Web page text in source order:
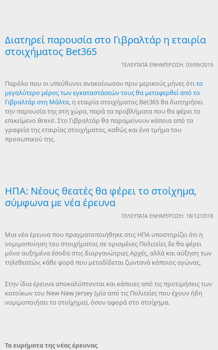
Διατηρεί παρουσία στο Γιβραλτάρ η εταιρία
στοιχήματος Bet365
ΤΕΛΕΥΤΑΊΑ ΕΝΗΜΈΡΩΣΗ: 03/09/2019
Παρόλο που οι υπεύθυνοι ανακοίνωσαν πριν μερικούς μήνες ότιτο
μεγαλύτερο μέρος των εγκαταστάσεών τους θα μεταφερθεί από το
Γιβραλτάρ στη Μάλτα, η εταιρία στοιχήματος Bet365 θα διατηρήσει
την παρουσία της στη χώρα, παρά τα προβλήματα που θα φέρει το
επικείμενο Brexit. Στο Γιβραλτάρ θα παραμείνουν κάποια από τα
γραφεία της εταιρίας στοιχήματος, καθώς και ένα τμήμα του
προσωπικού της.
ΗΠΑ: Νέους θεατές θα φέρει το στοίχημα,
σύμφωνα με νέα έρευνα
ΤΕΛΕΥΤΑΊΑ ΕΝΗΜΈΡΩΣΗ: 18/12/2018
Μια νέα έρευνα που πραγματοποιήθηκε στις ΗΠΑ υποστηρίζει ότι η
νομιμοποίηση του στοιχήματος σε ορισμένες Πολιτείες δε θα φέρει
μόνο αυξημένα έσοδα στις διοργανώτριες Αρχές, αλλά και αύξηση των
τηλεθεατών, κάθε φορά που μεταδίδεται ζωντανά κάποιος αγώνας.
Στην ίδια έρευνα αποκαλύπτονται και κάποιες από τις προτιμήσεις των
κατοίκων του New New Jersey (μία από τις Πολιτείες που έχουν ήδη
νομιμοποιήσει το στοίχημα), όσον αφορά στο στοίχημα.
Τα ευρήματα της νέας έρευνας